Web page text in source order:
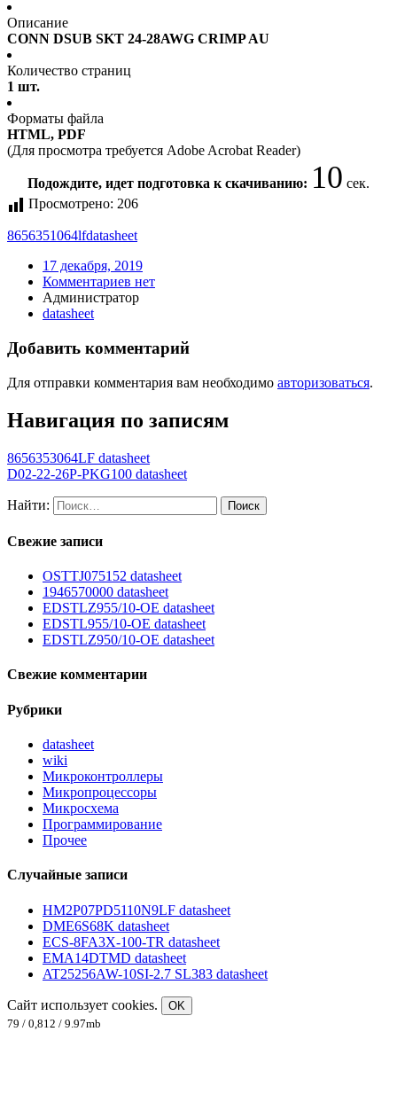
Описание
CONN DSUB SKT 24-28AWG CRIMP AU
Количество страниц
1 шт.
Форматы файла
HTML, PDF
(Для просмотра требуется Adobe Acrobat Reader)
Подождите, идет подготовка к скачиванию: 10 сек.
Просмотрено: 206
8656351064lfdatasheet
17 декабря, 2019
Комментариев нет
Администратор
datasheet
Добавить комментарий
Для отправки комментария вам необходимо авторизоваться.
Навигация по записям
8656353064LF datasheet
D02-22-26P-PKG100 datasheet
Найти:
Свежие записи
OSTTJ075152 datasheet
1946570000 datasheet
EDSTLZ955/10-OE datasheet
EDSTL955/10-OE datasheet
EDSTLZ950/10-OE datasheet
Свежие комментарии
Рубрики
datasheet
wiki
Микроконтроллеры
Микропроцессоры
Микросхема
Программирование
Прочее
Случайные записи
HM2P07PD5110N9LF datasheet
DME6S68K datasheet
ECS-8FA3X-100-TR datasheet
EMA14DTMD datasheet
AT25256AW-10SI-2.7 SL383 datasheet
Сайт использует cookies.
OK
79 / 0,812 / 9.97mb